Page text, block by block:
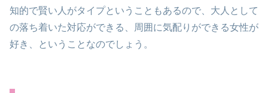
知的で賢い人がタイプということもあるので、大人として
の落ち着いた対応ができる、周囲に気配りができる女性が
好き、ということなのでしょう。